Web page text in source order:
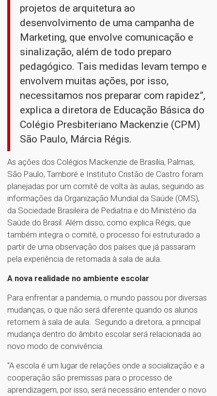
projetos de arquitetura ao
desenvolvimento de uma campanha de
Marketing, que envolve comunicação e
sinalização, além de todo preparo
pedagógico. Tais medidas levam tempo e
envolvem muitas ações, por isso,
necessitamos nos preparar com rapidez”,
explica a diretora de Educação Básica do
Colégio Presbiteriano Mackenzie (CPM)
São Paulo, Márcia Régis.
As ações dos Colégios Mackenzie de Brasília, Palmas,
São Paulo, Tamboré e Instituto Cristão de Castro foram
planejadas por um comitê de volta às aulas, seguindo as
informações da Organização Mundial da Saúde (OMS),
da Sociedade Brasileira de Pediatria e do Ministério da
Saúde do Brasil. Além disso, como explica Régis, que
também integra o comitê, o processo foi estruturado a
partir de uma observação dos países que já passaram
pela experiência de retomada à sala de aula.
A nova realidade no ambiente escolar
Para enfrentar a pandemia, o mundo passou por diversas
mudanças, o que não será diferente quando os alunos
retornem à sala de aula. Segundo a diretora, a principal
mudança dentro do âmbito escolar será relacionada ao
novo modo de convivência.
“A escola é um lugar de relações onde a socialização e a
cooperação são premissas para o processo de
aprendizagem, por isso, será necessário entender o novo